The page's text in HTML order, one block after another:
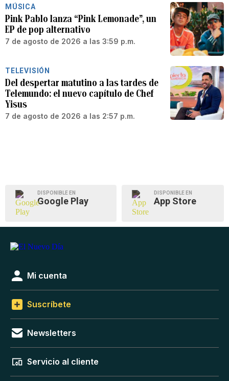
MÚSICA
Pink Pablo lanza “Pink Lemonade”, un
EP de pop alternativo
7 de agosto de 2026 a las 3:59 p.m.
TELEVISIÓN
Del despertar matutino a las tardes de
Telemundo: el nuevo capítulo de Chef
Yisus
7 de agosto de 2026 a las 2:57 p.m.
DISPONIBLE EN
Google Play
DISPONIBLE EN
App Store
Mi cuenta
Suscríbete
Newsletters
Servicio al cliente